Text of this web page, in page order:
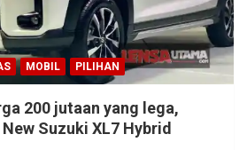
MOBIL PILIHAN
200 jutaan yang lega,
Suzuki XL7 Hybrid